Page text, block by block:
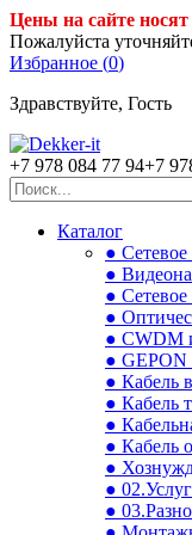
Цены на сайте
Пожалуйста
Избранное (0)
Здравствуйте, Гость
+7 978 084 77 94+7
Каталог
● Сетевое
●
● Сетевое
●
● CWDM
● GEPON
● Кабель
● Кабель
●
● Кабель
●
●
●